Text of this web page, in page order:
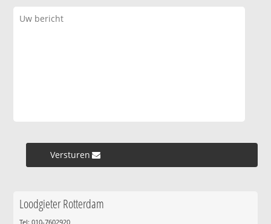
Versturen »
Loodgieter Rotterdam
Tel: 010-7602920